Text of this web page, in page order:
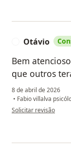
Otávio
Bem
que outros
8 de abril de 2026
• Fabio villalva
na opinião do
Solicitar revisão